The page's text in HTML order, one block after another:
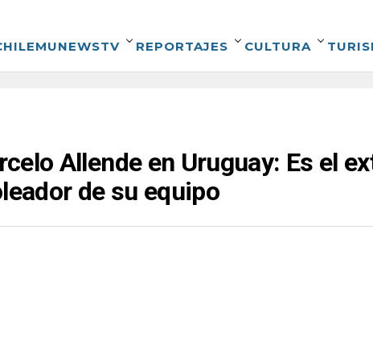
REPORTAJES CULTURA
Allende en Uruguay: Es el
de su equipo